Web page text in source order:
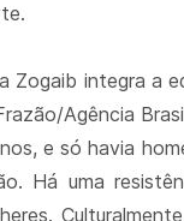
Zogaib integra a
Agência
e só havia
Há uma